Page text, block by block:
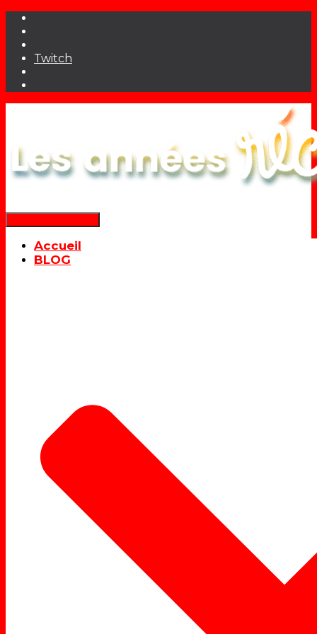
Twitch
Accueil
BLOG